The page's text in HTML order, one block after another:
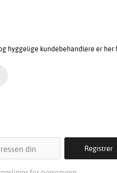
hyggelige kundebehandlere er